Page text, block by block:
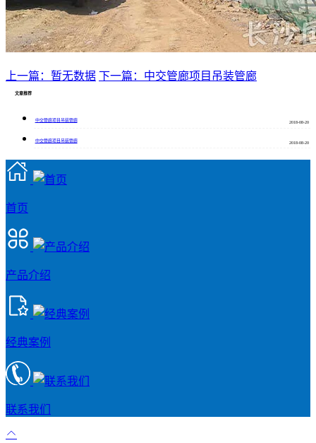
上一篇：暂无数据 下一篇：中交管廊项目吊装管廊
文章推荐
中交管廊项目吊装管廊
2018-08-20
中交管廊项目吊装管廊
2018-08-20
首页
产品介绍
经典案例
联系我们